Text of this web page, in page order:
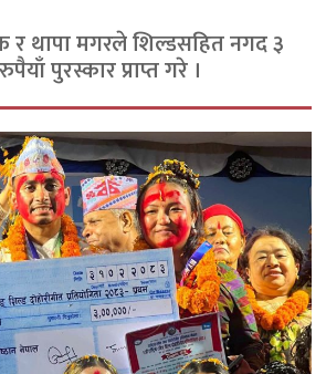
र थापा मगरले शिल्डसहित नगद ३
पुरस्कार प्राप्त गरे ।